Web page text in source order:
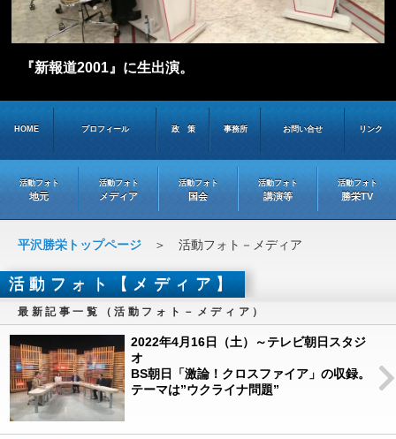
『新報道2001』に生出演。
HOME プロフィール 政 策 事務所 お問い合せ リンク
活動フォト
地元
活動フォト
メディア
活動フォト
国会
活動フォト
講演等
活動フォト
勝栄TV
平沢勝栄トップページ ＞ 活動フォト－メディア
活動フォト【メディア】
最新記事一覧（活動フォト－メディア）
2022年4月16日（土）～テレビ朝日スタジ
オ
BS朝日「激論！クロスファイア」の収録。
テーマは”ウクライナ問題”